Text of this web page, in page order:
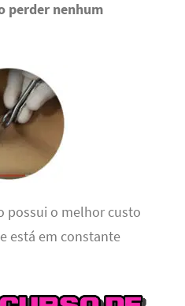
perder nenhum
possui o melhor custo
está em constante